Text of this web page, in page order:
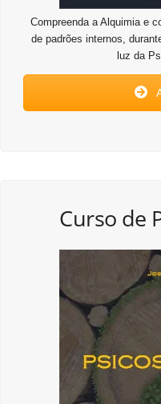
Compreenda a Alquimia e
de padrões internos,
luz da
Curso de